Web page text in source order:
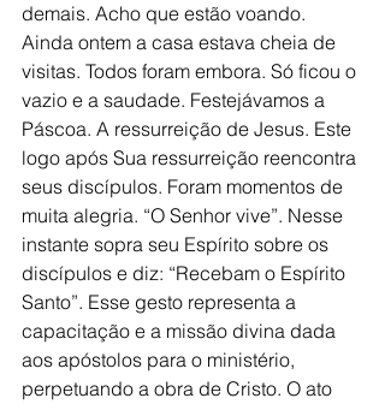
demais. Acho que estão voando.
Ainda ontem a casa estava cheia de
visitas. Todos foram embora. Só ficou o
vazio e a saudade. Festejávamos a
Páscoa. A ressurreição de Jesus. Este
logo após Sua ressurreição reencontra
seus discípulos. Foram momentos de
muita alegria. “O Senhor vive”. Nesse
instante sopra seu Espírito sobre os
discípulos e diz: “Recebam o Espírito
Santo”. Esse gesto representa a
capacitação e a missão divina dada
aos apóstolos para o ministério,
perpetuando a obra de Cristo. O ato